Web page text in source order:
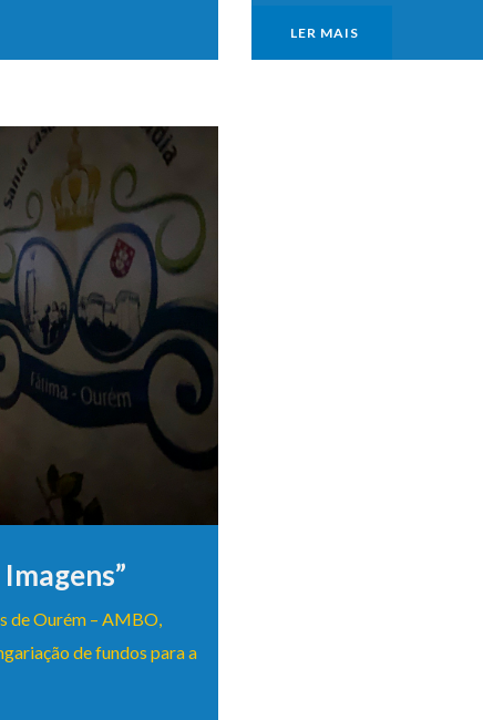
LER MAIS
de Ourém – AMBO,
de fundos para a